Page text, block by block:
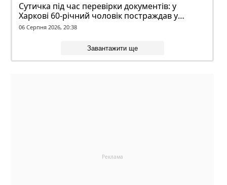
Сутичка під час перевірки документів: у
Харкові 60-річний чоловік постраждав у
конфлікті з ТЦК
06 Серпня 2026, 20:38
Завантажити ще